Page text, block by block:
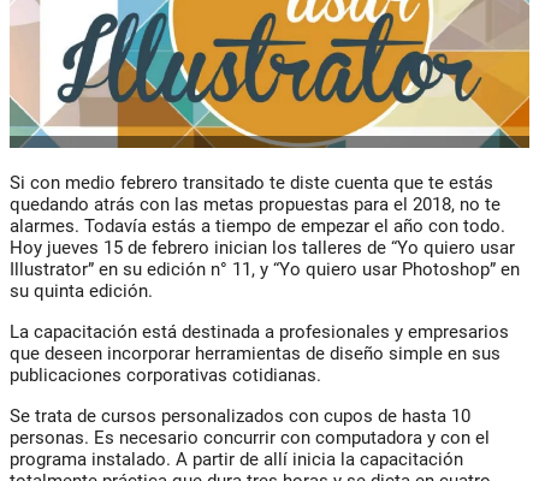
Si con medio febrero transitado te diste cuenta que te estás
quedando atrás con las metas propuestas para el 2018, no te
alarmes. Todavía estás a tiempo de empezar el año con todo.
Hoy jueves 15 de febrero inician los talleres de “Yo quiero usar
Illustrator” en su edición n° 11, y “Yo quiero usar Photoshop” en
su quinta edición.
La capacitación está destinada a profesionales y empresarios
que deseen incorporar herramientas de diseño simple en sus
publicaciones corporativas cotidianas.
Se trata de cursos personalizados con cupos de hasta 10
personas. Es necesario concurrir con computadora y con el
programa instalado. A partir de allí inicia la capacitación